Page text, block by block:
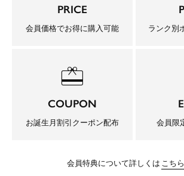
PRICE
会員価格でお得に購入可能 ランク別
redeem
COUPON
お誕生月割引クーポン配布 会員限
会員特典について詳しくは こちら